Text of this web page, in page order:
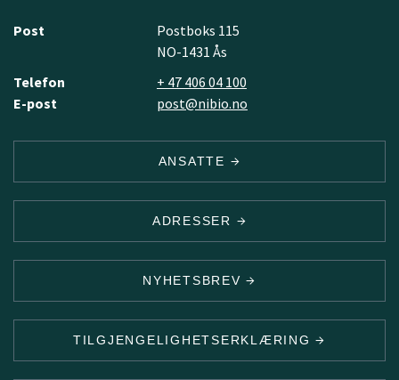
Post
Postboks 115
NO-1431 Ås
Telefon
+ 47 406 04 100
E-post
post@nibio.no
ANSATTE
ADRESSER
NYHETSBREV
TILGJENGELIGHETSERKLÆRING